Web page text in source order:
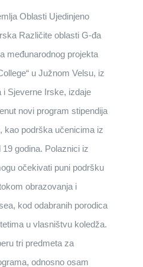
Oblasti Ujedinjeno
Različite oblasti G-đa
međunarodnog projekta
u Južnom Velsu, iz
i Sjeverne Irske, izdaje
novi program stipendija
kao podrška učenicima iz
godina. Polaznici iz
očekivati puni podršku
obrazovanja i
kod odabranih porodica
u vlasništvu koledža.
tri predmeta za
odnosno osam